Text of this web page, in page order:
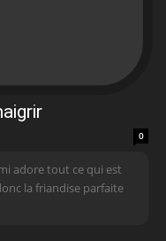
0
adore tout ce qui est
la friandise parfaite